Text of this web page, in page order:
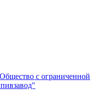
Общество с ограниченной